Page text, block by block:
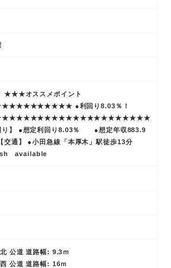
★★★オススメポイント
●利回り8.03％！
り】 ●想定利回り8.03％ ●想定年収883.9
交通】 ●小田急線「本厚木」駅徒歩13分
available
公道 道路幅: 9.3ｍ
公道 道路幅: 16ｍ